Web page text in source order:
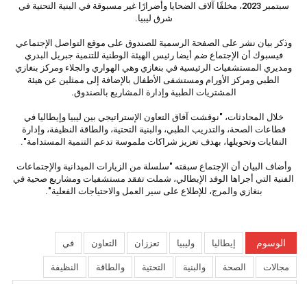
سبتمبر 2023، مخلفًا آلاف الضحايا وأضرارًا غير مسبوقة في البنية التحتية في
شرق ليبيا.
وذكر بيان نشر على الصفحة الرسمية للصندوق على موقع التواصل الإجتماعي
فيسبوك أن الإجتماع ضم أيضا رئيس الهيئة الوطنية للتنمية جبريل البدري
ومديري المستشفيات الرئيسية في بنغازي وهي الهواري والجلاء ومركز بنغازي
الطبي ومركز الأورام ومستشفى الأطفال بالإضافة إلى ممثلين عن هيئة
المشتريات الطبية وإدارة المشاريع بالصندوق.
خلال المحادثات، "نوقشت آفاق التعاون الإستراتيجي بين ليبيا وإيطاليا في
قطاعات الصحة، والتدريب الطبي، والبنية التحتية، والطاقة النظيفة، وإدارة
النفايات وتحويلها، بهدف تعزيز شراكات ملموسة تدعم التنمية المستدامة".
وأضاف البيان أن الإجتماع سبقته "سلسلة من الزيارات الميدانية والإجتماعات
الفنية التي أجراها الوفد الإيطالي، شملت تفقد مستشفيات ومشاريع صحية في
بنغازي والمرج، للإطلاع على سير العمل والاحتياجات الفعلية".
الوسوم إيطاليا وليبيا تعززان التعاون
في
مجالات
الصحة والبنية التحتية والطاقة
النظيفة